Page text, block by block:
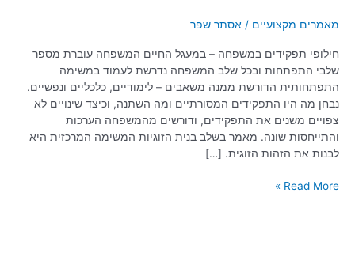
מאמרים מקצועיים / אסתר שפר
חילופי תפקידים במשפחה – במעגל החיים המשפחה עוברת מספר
שלבי התפתחות ובכל שלב המשפחה נדרשת לעמוד במשימה
התפתחותית הדורשת ממנה משאבים – לימודיים, כלכליים ונפשיים.
נבחן מה היו התפקידים המסורתיים ומה השתנה, וכיצד שינויים לא
צפויים משנים את התפקידים, ודורשים מהמשפחה הערכות
והתייחסות שונה. מאמר בשלב בנית הזוגיות המשימה המרכזית היא
לבנות את הזהות הזוגית. […]
Read More »